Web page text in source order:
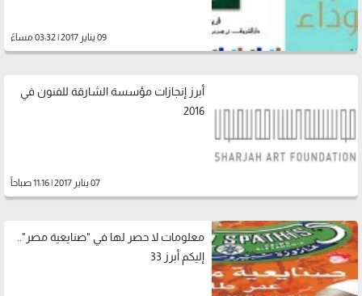
09 يناير 2017 | 03:32 مساءً
أبرز إنجازات مؤسسة الشارقة للفنون في
2016
07 يناير 2017 | 11:16 صباحاً
معلومات لا حصر لها في "صنايعية مصر"..
إليكم أبرز 33